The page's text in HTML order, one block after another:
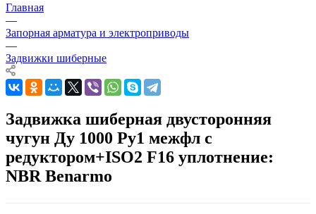
Главная
—
Запорная арматура и электроприводы
—
Задвижки шиберные
Задвижка шиберная двусторонняя
чугун Ду 1000 Ру1 межфл с
редуктором+ISO2 F16 уплотнение:
NBR Benarmo